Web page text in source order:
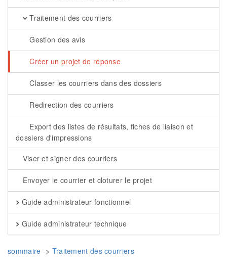
Traitement des courriers
Gestion des avis
Créer un projet de réponse
Classer les courriers dans des dossiers
Redirection des courriers
Export des listes de résultats, fiches de liaison et
dossiers d'impressions
Viser et signer des courriers
Envoyer le courrier et cloturer le projet
Guide administrateur fonctionnel
Guide administrateur technique
sommaire -> Traitement des courriers